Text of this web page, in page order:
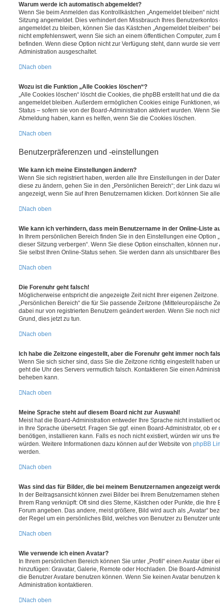
Warum werde ich automatisch abgemeldet?
Wenn Sie beim Anmelden das Kontrollkästchen „Angemeldet bleiben“
Sitzung angemeldet. Dies verhindert den Missbrauch Ihres
angemeldet zu bleiben, können Sie das Kästchen „Angemeldet bleiben“
nicht empfehlenswert, wenn Sie sich an einem öffentlichen Computer, zum
befinden. Wenn diese Option nicht zur Verfügung steht, dann wurde sie
Administration ausgeschaltet.
Nach oben
Wozu ist die Funktion „Alle Cookies löschen“?
„Alle Cookies löschen“ löscht die Cookies, die phpBB erstellt hat und die
angemeldet bleiben. Außerdem ermöglichen Cookies einige Funktionen,
Status – sofern sie von der Board-Administration aktiviert wurden. Wenn
Abmeldung haben, kann es helfen, wenn Sie die Cookies löschen.
Nach oben
Benutzerpräferenzen und -einstellungen
Wie kann ich meine Einstellungen ändern?
Wenn Sie sich registriert haben, werden alle Ihre Einstellungen in der
diese zu ändern, gehen Sie in den „Persönlichen Bereich“; der Link dazu
angezeigt, wenn Sie auf Ihren Benutzernamen klicken. Dort können Sie
Nach oben
Wie kann ich verhindern, dass mein Benutzername in der Online-Liste
In Ihrem persönlichen Bereich finden Sie in den Einstellungen eine Option
dieser Sitzung verbergen“. Wenn Sie diese Option einschalten, können
Sie selbst Ihren Online-Status sehen. Sie werden dann als unsichtbarer
Nach oben
Die Forenuhr geht falsch!
Möglicherweise entspricht die angezeigte Zeit nicht Ihrer eigenen
„Persönlichen Bereich“ die für Sie passende Zeitzone (Mitteleuropäische
dabei nur von registrierten Benutzern geändert werden. Wenn Sie noch
Grund, dies jetzt zu tun.
Nach oben
Ich habe die Zeitzone eingestellt, aber die Forenuhr geht immer noch
Wenn Sie sich sicher sind, dass Sie die Zeitzone richtig eingestellt haben
geht die Uhr des Servers vermutlich falsch. Kontaktieren Sie einen
beheben kann.
Nach oben
Meine Sprache steht auf diesem Board nicht zur Auswahl!
Meist hat die Board-Administration entweder Ihre Sprache nicht installiert
in Ihre Sprache übersetzt. Fragen Sie ggf. einen Board-Administrator, ob er
benötigen, installieren kann. Falls es noch nicht existiert, würden wir uns
würden. Weitere Informationen dazu können auf der Website von phpBB
werden.
Nach oben
Was sind das für Bilder, die bei meinem Benutzernamen angezeigt
In der Beitragsansicht können zwei Bilder bei Ihrem Benutzernamen
Ihrem Rang verknüpft: Oft sind dies Sterne, Kästchen oder Punkte, die Ihre
Forum angeben. Das andere, meist größere, Bild wird auch als „Avatar“
der Regel um ein persönliches Bild, welches von Benutzer zu Benutzer
Nach oben
Wie verwende ich einen Avatar?
In Ihrem persönlichen Bereich können Sie unter „Profil“ einen Avatar über
hinzufügen: Gravatar, Galerie, Remote oder Hochladen. Die Board-
die Benutzer Avatare benutzen können. Wenn Sie keinen Avatar benutzen
Administration kontaktieren.
Nach oben